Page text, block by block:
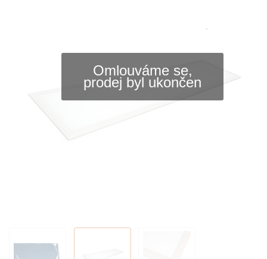
Omlouváme se,
prodej byl ukončen